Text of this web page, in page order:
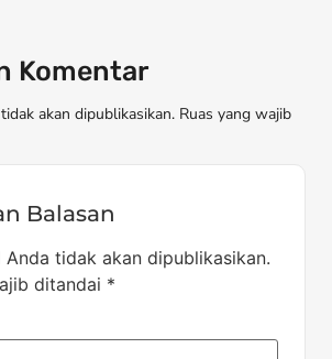
Komentar
akan dipublikasikan. Ruas yang wajib
Balasan
Anda tidak akan dipublikasikan.
ditandai *